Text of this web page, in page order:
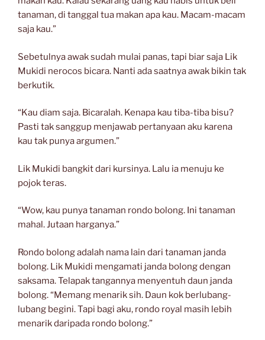
tanaman, di tanggal tua makan apa kau. Macam-macam
saja kau.”
Sebetulnya awak sudah mulai panas, tapi biar saja Lik
Mukidi nerocos bicara. Nanti ada saatnya awak bikin tak
berkutik.
“Kau diam saja. Bicaralah. Kenapa kau tiba-tiba bisu?
Pasti tak sanggup menjawab pertanyaan aku karena
kau tak punya argumen.”
Lik Mukidi bangkit dari kursinya. Lalu ia menuju ke
pojok teras.
“Wow, kau punya tanaman rondo bolong. Ini tanaman
mahal. Jutaan harganya.”
Rondo bolong adalah nama lain dari tanaman janda
bolong. Lik Mukidi mengamati janda bolong dengan
saksama. Telapak tangannya menyentuh daun janda
bolong. “Memang menarik sih. Daun kok berlubang-
lubang begini. Tapi bagi aku, rondo royal masih lebih
menarik daripada rondo bolong.”